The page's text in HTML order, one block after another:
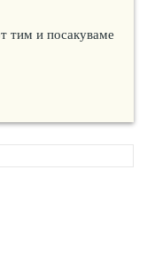
тим и посакуваме